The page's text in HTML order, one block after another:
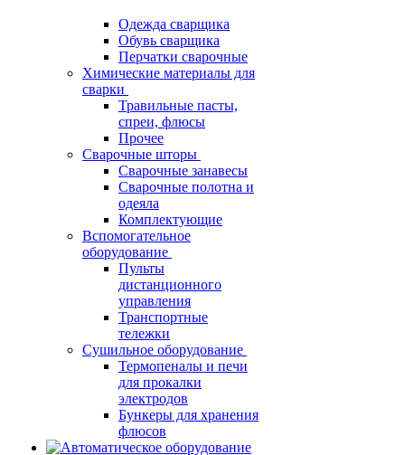
Одежда сварщика
Обувь сварщика
Перчатки сварочные
Химические материалы для
сварки
Травильные пасты,
спреи, флюсы
Прочее
Сварочные шторы
Сварочные занавесы
Сварочные полотна и
одеяла
Комплектующие
Вспомогательное
оборудование
Пульты
дистанционного
управления
Транспортные
тележки
Сушильное оборудование
Термопеналы и печи
для прокалки
электродов
Бункеры для хранения
флюсов